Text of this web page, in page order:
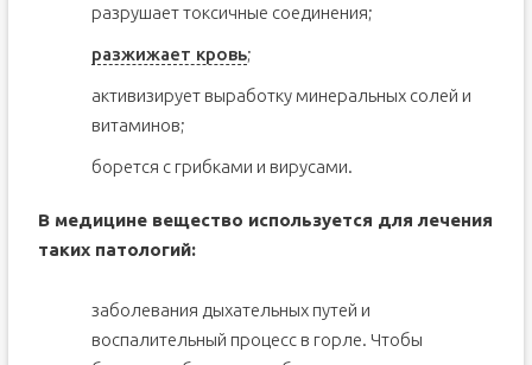
разрушает токсичные соединения;
разжижает кровь;
активизирует выработку минеральных солей и
витаминов;
борется с грибками и вирусами.
В медицине вещество используется для лечения
таких патологий:
заболевания дыхательных путей и
воспалительный процесс в горле. Чтобы